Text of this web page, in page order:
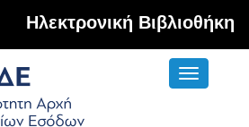
Hλεκτρονική Βιβλιοθήκη
Toggle